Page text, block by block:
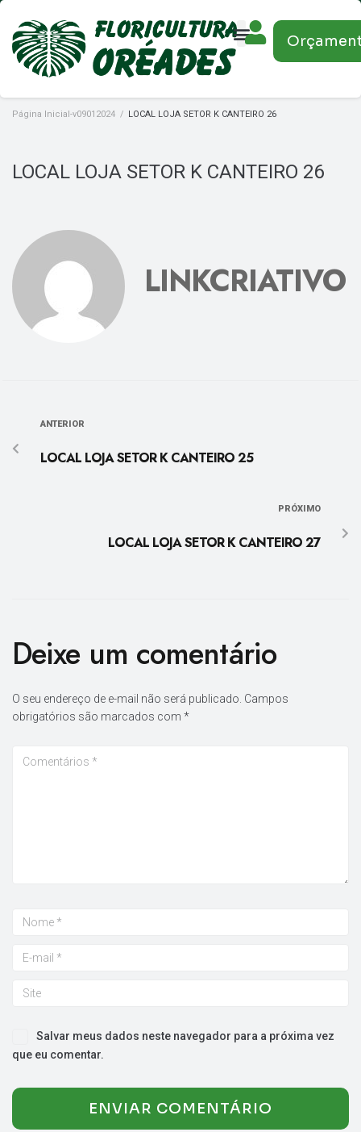
Página Inicial-v09012024 / LOCAL LOJA SETOR K CANTEIRO 26
LOCAL LOJA SETOR K CANTEIRO 26
LINKCRIATIVO
ANTERIOR
LOCAL LOJA SETOR K CANTEIRO 25
PRÓXIMO
LOCAL LOJA SETOR K CANTEIRO 27
Deixe um comentário
O seu endereço de e-mail não será publicado. Campos
obrigatórios são marcados com *
Salvar meus dados neste navegador para a próxima vez
que eu comentar.